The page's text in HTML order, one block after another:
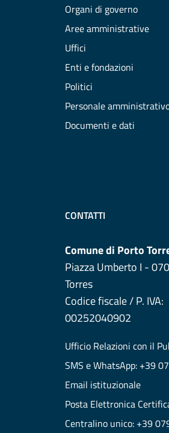
Organi di governo
Aree amministrative
Uffici
Enti e fondazioni
Politici
Personale
Documenti e dati
CONTATTI
Comune di Porto
Piazza Umberto I -
Torres
Codice fiscale / P. IVA:
00252040902
Ufficio Relazioni con il
SMS e WhatsApp: +39
Email istituzionale
Posta Elettronica
Centralino unico: +39